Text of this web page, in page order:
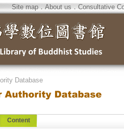
Site map．About us．Consultative
Database
Content